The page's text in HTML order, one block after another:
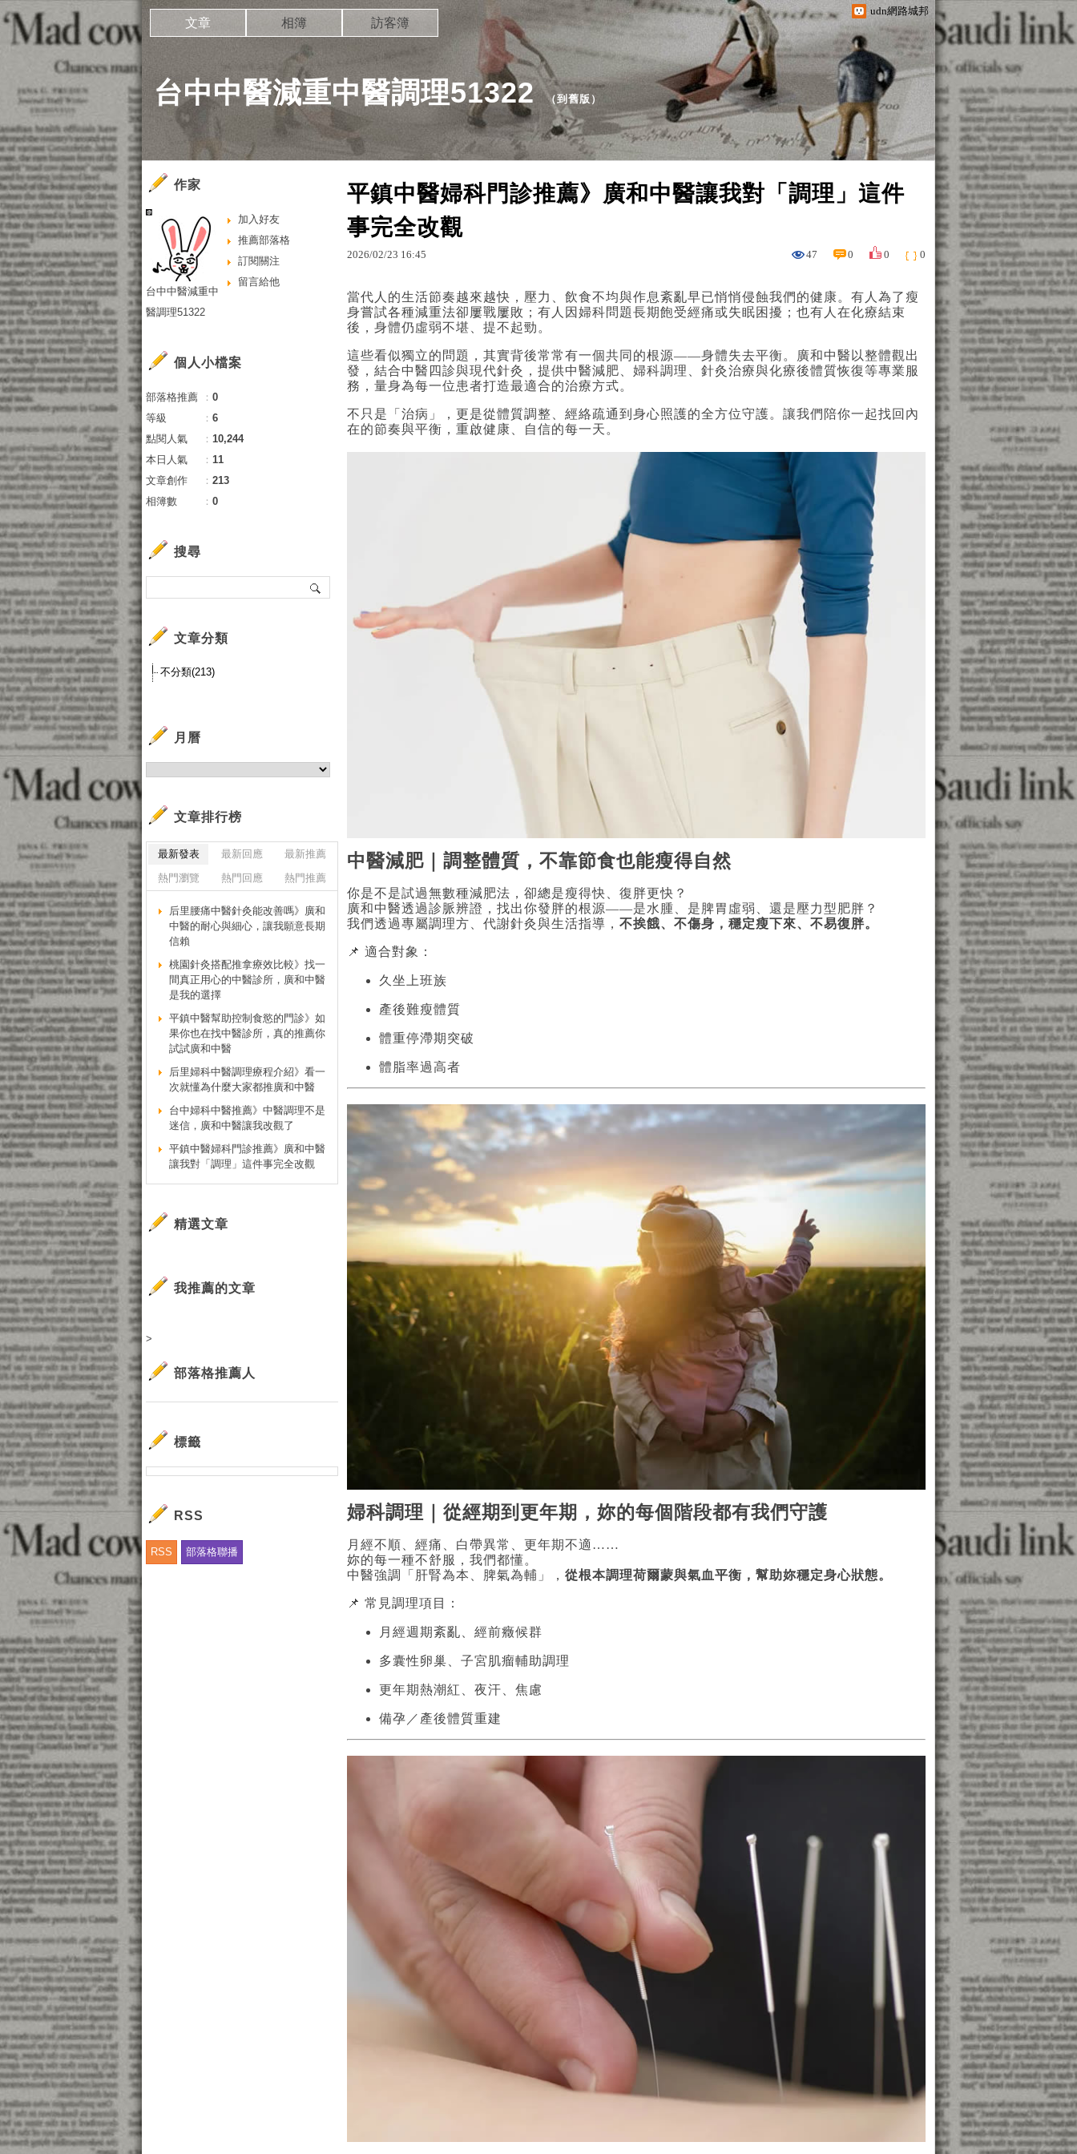
udn網路城邦
台中中醫減重中醫調理51322 （到舊版 ）
文章 相簿 訪客簿
平鎮中醫婦科門診推薦》廣和中醫讓我對「調理」這件
事完全改觀
2026/02/23 16:45 47 0 0 0
當代人的生活節奏越來越快，壓力、飲食不均與作息紊亂早已悄悄侵蝕我們的健康。有人為了瘦
身嘗試各種減重法卻屢戰屢敗；有人因婦科問題長期飽受經痛或失眠困擾；也有人在化療結束
後，身體仍虛弱不堪、提不起勁。
這些看似獨立的問題，其實背後常常有一個共同的根源——身體失去平衡。廣和中醫以整體觀出
發，結合中醫四診與現代針灸，提供中醫減肥、婦科調理、針灸治療與化療後體質恢復等專業服
務，量身為每一位患者打造最適合的治療方式。
不只是「治病」，更是從體質調整、經絡疏通到身心照護的全方位守護。讓我們陪你一起找回內
在的節奏與平衡，重啟健康、自信的每一天。
中醫減肥｜調整體質，不靠節食也能瘦得自然
你是不是試過無數種減肥法，卻總是瘦得快、復胖更快？
廣和中醫透過診脈辨證，找出你發胖的根源——是水腫、是脾胃虛弱、還是壓力型肥胖？
我們透過專屬調理方、代謝針灸與生活指導， 不挨餓、不傷身，穩定瘦下來、不易復胖。
📌 適合對象：
久坐上班族
產後難瘦體質
體重停滯期突破
體脂率過高者
婦科調理｜從經期到更年期，妳的每個階段都有我們守護
月經不順、經痛、白帶異常、更年期不適……
妳的每一種不舒服，我們都懂。
中醫強調「肝腎為本、脾氣為輔」， 從根本調理荷爾蒙與氣血平衡，幫助妳穩定身心狀態。
📌 常見調理項目：
月經週期紊亂、經前癥候群
多囊性卵巢、子宮肌瘤輔助調理
更年期熱潮紅、夜汗、焦慮
備孕／產後體質重建
作家
加入好友
推薦部落格
訂閱關注
留言給他
台中中醫減重中
醫調理51322
個人小檔案
部落格推薦 ： 0
等級
： 6
點閱人氣
： 10,244
本日人氣
： 11
文章創作
： 213
相簿數
： 0
搜尋
文章分類
不分類(213)
月曆
文章排行榜
最新發表 最新回應
最新推薦
熱門瀏覽
熱門回應 熱門推薦
后里腰痛中醫針灸能改善嗎》廣和
中醫的耐心與細心，讓我願意長期
信賴
桃園針灸搭配推拿療效比較》找一
間真正用心的中醫診所，廣和中醫
是我的選擇
平鎮中醫幫助控制食慾的門診》如
果你也在找中醫診所，真的推薦你
試試廣和中醫
后里婦科中醫調理療程介紹》看一
次就懂為什麼大家都推廣和中醫
台中婦科中醫推薦》中醫調理不是
迷信，廣和中醫讓我改觀了
平鎮中醫婦科門診推薦》廣和中醫
讓我對「調理」這件事完全改觀
精選文章
我推薦的文章
>
部落格推薦人
標籤
RSS
RSS 部落格聯播